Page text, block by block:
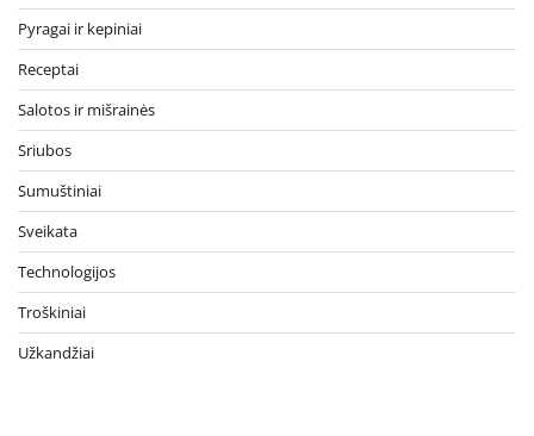
Pyragai ir kepiniai
Receptai
Salotos ir mišrainės
Sriubos
Sumuštiniai
Sveikata
Technologijos
Troškiniai
Užkandžiai